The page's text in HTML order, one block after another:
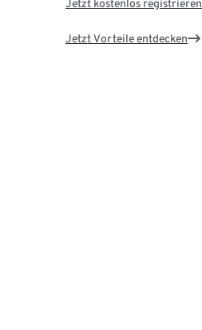
Jetzt kostenlos registrieren
Jetzt Vorteile entdecken